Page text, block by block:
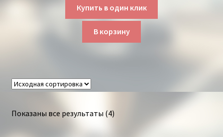
Купить в один клик
В корзину
Показаны все результаты (4)